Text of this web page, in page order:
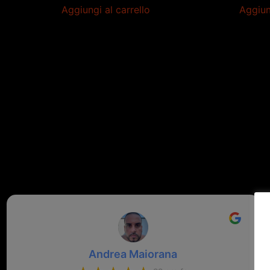
Aggiungi al carrello
Andrea Maiorana